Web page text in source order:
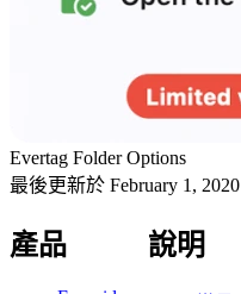
Evertag Folder Options
最後更新於 February 1, 2020
產品 說明